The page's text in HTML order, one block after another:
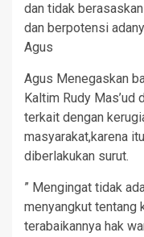
dan tidak
dan berpotensi
Agus
Agus Menegaskan
Kaltim Rudy
terkait dengan
masyarakat,karena
diberlakukan surut.
” Mengingat tidak
menyangkut tentang
terabaikannya hak